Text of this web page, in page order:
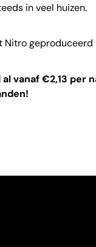
in veel huizen.
Nitro
vanaf €2,13